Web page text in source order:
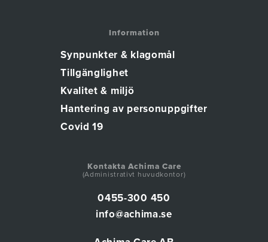
Information
Synpunkter & klagomål
Tillgänglighet
Kvalitet & miljö
Hantering av personuppgifter
Covid 19
Kontakta Achima Care
(Administrativt huvudkontor)
0455-300 450
info@achima.se